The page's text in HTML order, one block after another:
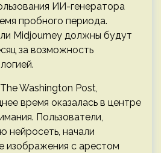
ИИ-генератора
пробного периода.
Midjourney должны будут
за возможность
Washington Post,
время оказалась в центре
Пользователи,
нейросеть, начали
изображения с арестом